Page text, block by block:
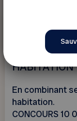
Intact
HABITATION
En combinant
habitation.
CONCOURS